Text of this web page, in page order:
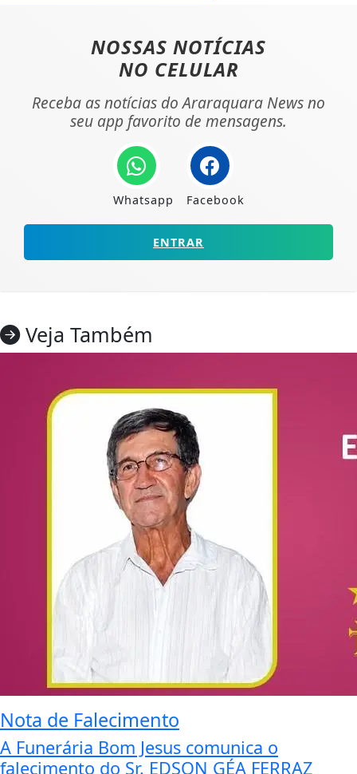
NOSSAS NOTÍCIAS
NO CELULAR
Receba as notícias do Araraquara News no
seu app favorito de mensagens.
Whatsapp Facebook
ENTRAR
Veja Também
Nota de Falecimento
A Funerária Bom Jesus comunica o
falecimento do Sr. EDSON GÉA FERRAZ